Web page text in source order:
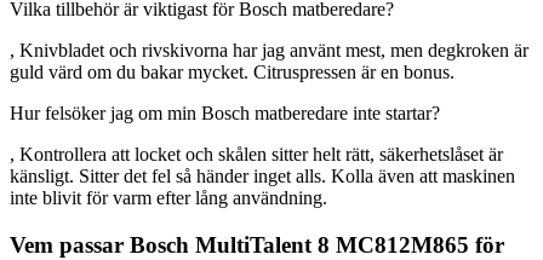
Vilka tillbehör är viktigast för Bosch matberedare?
, Knivbladet och rivskivorna har jag använt mest, men degkroken är
guld värd om du bakar mycket. Citruspressen är en bonus.
Hur felsöker jag om min Bosch matberedare inte startar?
, Kontrollera att locket och skålen sitter helt rätt, säkerhetslåset är
känsligt. Sitter det fel så händer inget alls. Kolla även att maskinen
inte blivit för varm efter lång användning.
Vem passar Bosch MultiTalent 8 MC812M865 för